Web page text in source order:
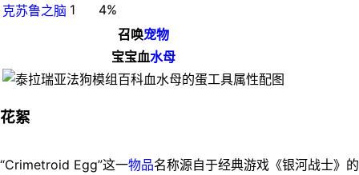
克苏鲁之脑 1
4%
召唤宠物
宝宝血水母
花絮
“Crimetroid Egg”这一物品名称源自于经典游戏《银河战士》的